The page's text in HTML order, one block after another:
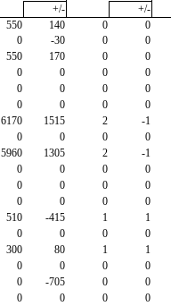
+/- +/-
550 140 0 0
0 -30 0 0
550 170 0 0
0 0 0 0
0 0 0 0
0 0 0 0
6170 1515 2 -1
0 0 0 0
5960 1305 2 -1
0 0 0 0
0 0 0 0
0 0 0 0
510 -415 1 1
0 0 0 0
300 80 1 1
0 0 0 0
0 -705 0 0
0 0 0 0